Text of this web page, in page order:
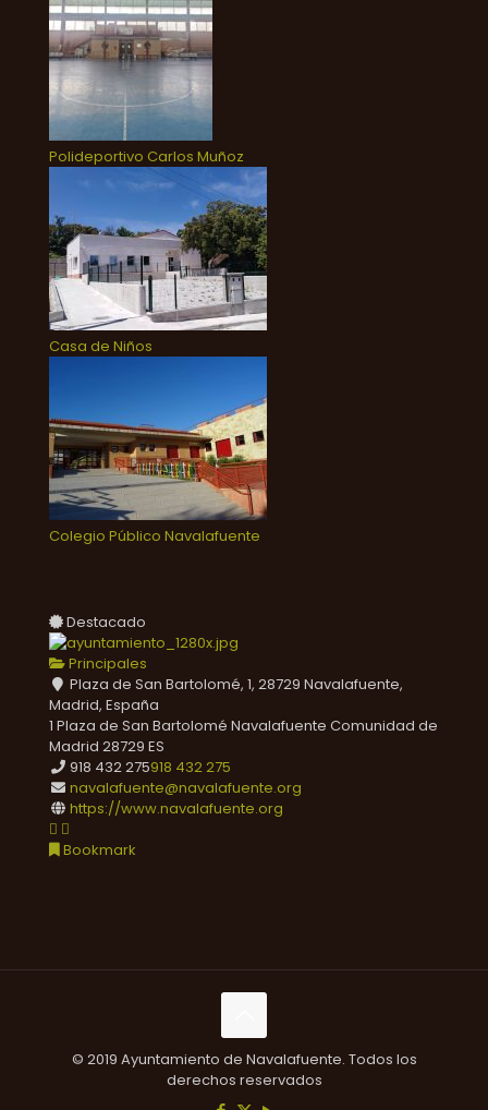
Polideportivo Carlos Muñoz
Casa de Niños
Colegio Público Navalafuente
Destacado
Principales
Plaza de San Bartolomé, 1, 28729 Navalafuente,
Madrid, España
1 Plaza de San Bartolomé Navalafuente Comunidad de
Madrid 28729 ES
918 432 275918 432 275
navalafuente@navalafuente.org
https://www.navalafuente.org
Bookmark
© 2019 Ayuntamiento de Navalafuente. Todos los
derechos reservados